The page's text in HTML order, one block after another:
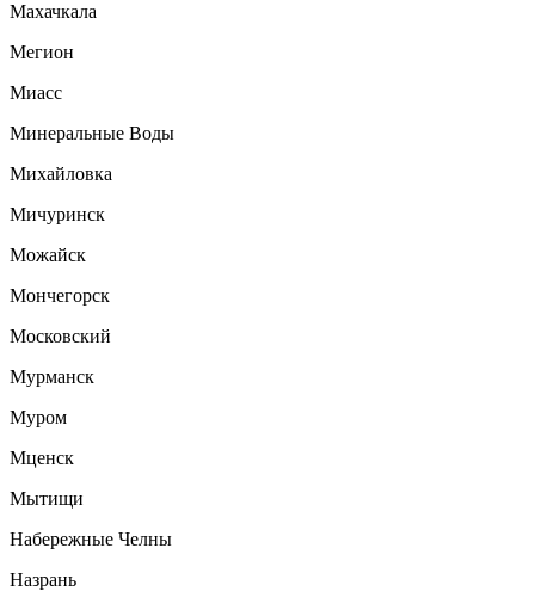
Махачкала
Мегион
Миасс
Минеральные Воды
Михайловка
Мичуринск
Можайск
Мончегорск
Московский
Мурманск
Муром
Мценск
Мытищи
Набережные Челны
Назрань